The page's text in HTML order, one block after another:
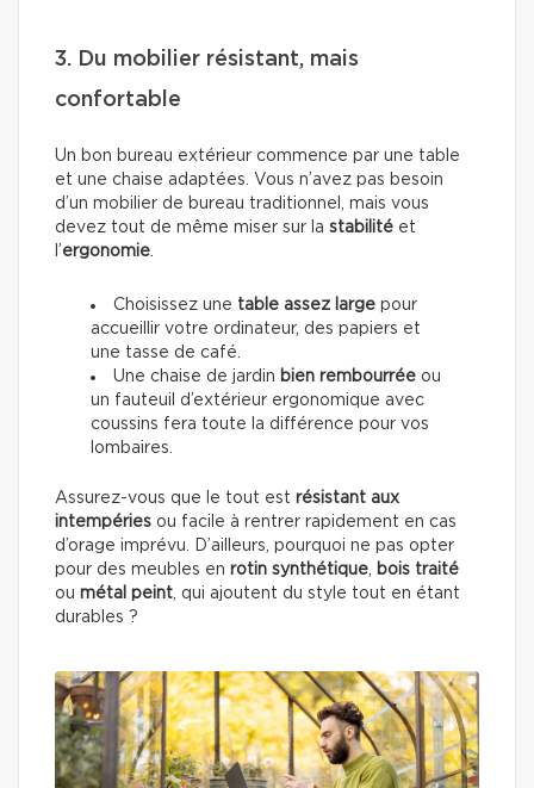
3. Du mobilier résistant, mais
confortable
Un bon bureau extérieur commence par une table
et une chaise adaptées. Vous n’avez pas besoin
d’un mobilier de bureau traditionnel, mais vous
devez tout de même miser sur la stabilité et
l’ergonomie
Choisissez une table assez large pour
accueillir votre ordinateur, des papiers et
une tasse de café.
Une chaise de jardin bien rembourrée ou
un fauteuil d’extérieur ergonomique avec
coussins fera toute la différence pour vos
lombaires.
Assurez-vous que le tout est résistant aux
intempéries ou facile à rentrer rapidement en cas
d’orage imprévu. D’ailleurs, pourquoi ne pas opter
pour des meubles en rotin synthétique
bois traité
ou métal peint , qui ajoutent du style tout en étant
durables ?